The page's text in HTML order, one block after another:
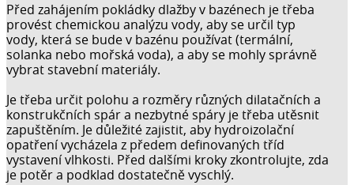
Před zahájením pokládky dlažby v bazénech je třeba
provést chemickou analýzu vody, aby se určil typ
vody, která se bude v bazénu používat (termální,
solanka nebo mořská voda), a aby se mohly správně
vybrat stavební materiály.
Je třeba určit polohu a rozměry různých dilatačních a
konstrukčních spár a nezbytné spáry je třeba utěsnit
zapuštěním. Je důležité zajistit, aby hydroizolační
opatření vycházela z předem definovaných tříd
vystavení vlhkosti. Před dalšími kroky zkontrolujte, zda
je potěr a podklad dostatečně vyschlý.